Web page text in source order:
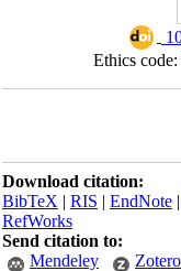
Ethics
Download citation:
BibTeX|RIS|
RefWorks
Send citation to:
Mendeley